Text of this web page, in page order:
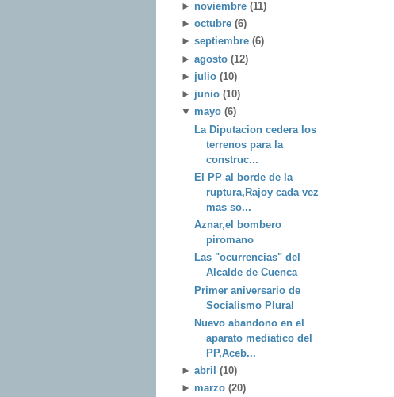
► noviembre (11)
► octubre (6)
► septiembre (6)
► agosto (12)
► julio (10)
► junio (10)
▼ mayo (6)
La Diputacion cedera los
terrenos para la
construc...
El PP al borde de la
ruptura,Rajoy cada vez
mas so...
Aznar,el bombero
piromano
Las "ocurrencias" del
Alcalde de Cuenca
Primer aniversario de
Socialismo Plural
Nuevo abandono en el
aparato mediatico del
PP,Aceb...
► abril (10)
► marzo (20)